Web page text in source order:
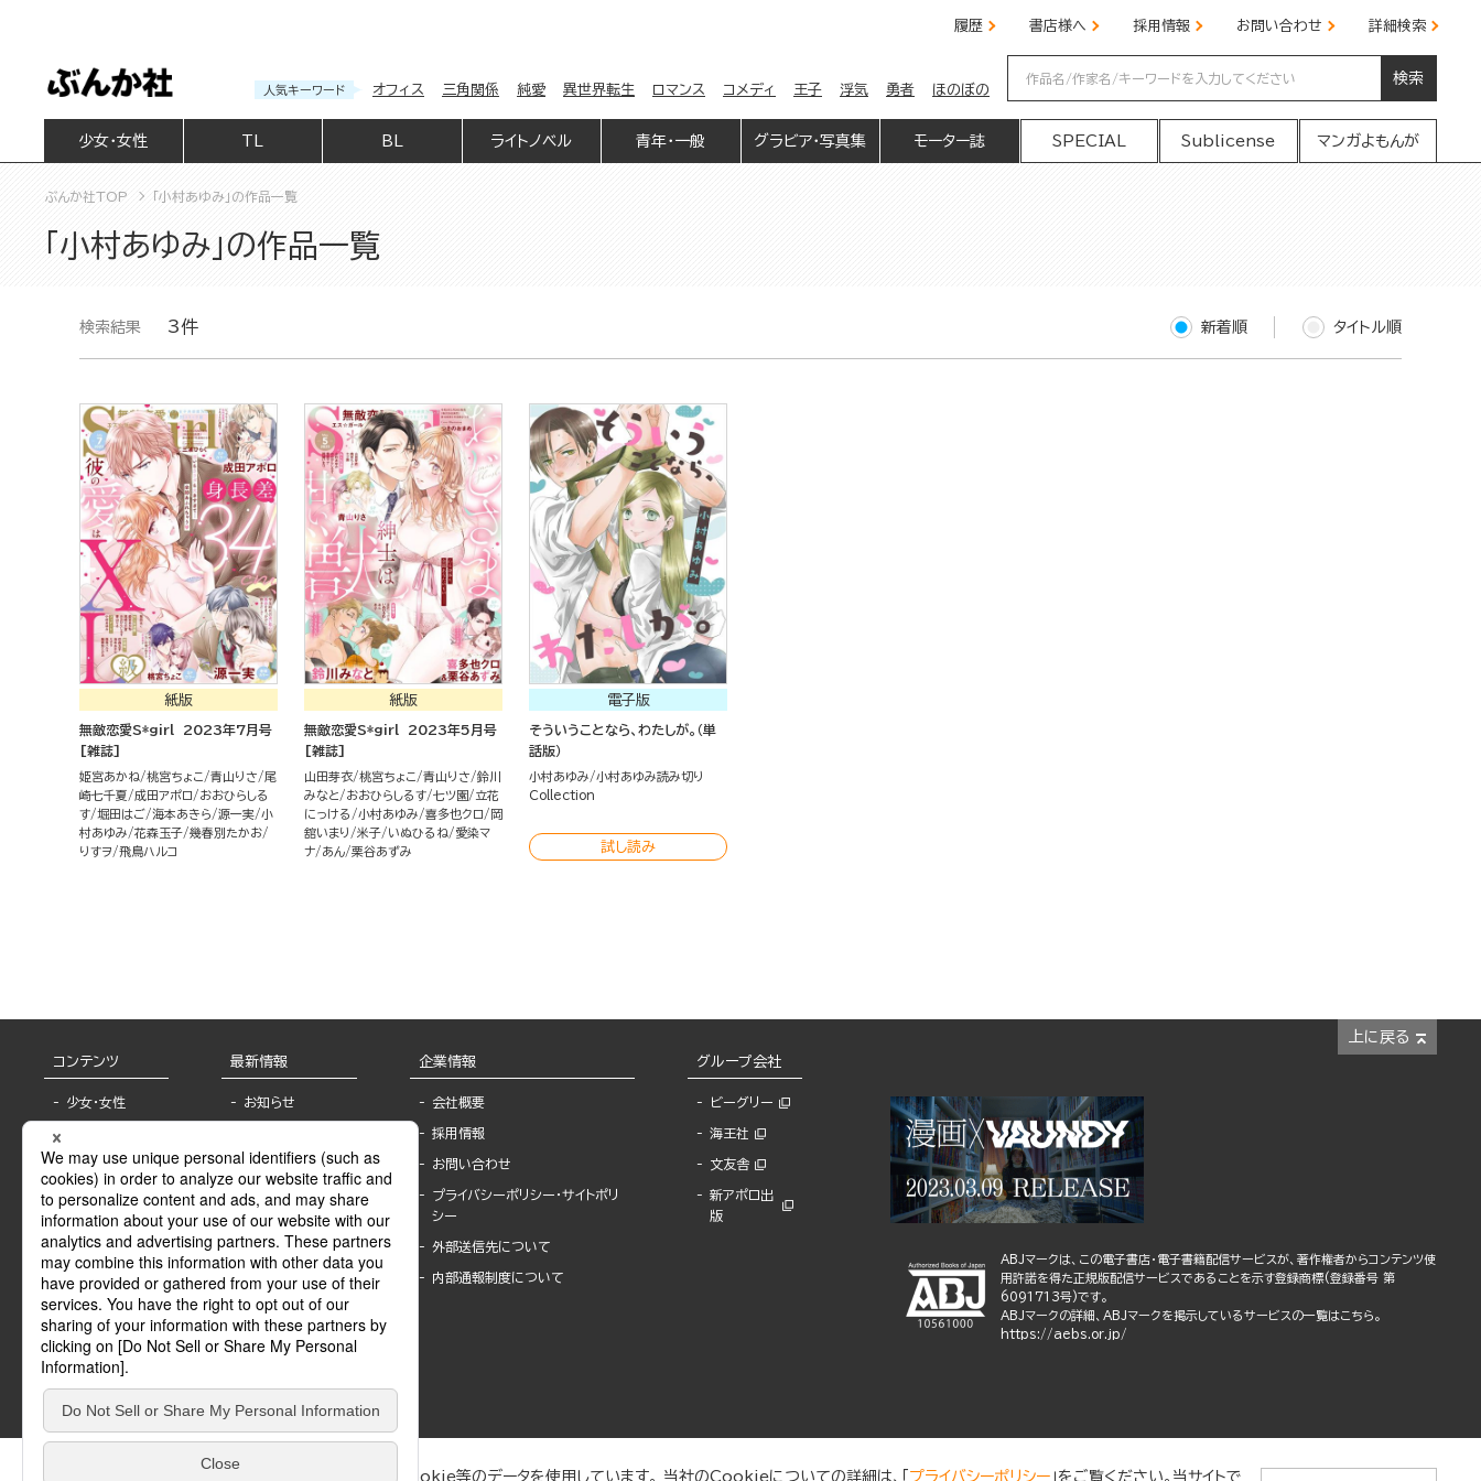
履歴 書店様へ 採用情報 お問い合わせ 詳細検索
人気キーワード オフィス 三角関係 純愛 異世界転生 ロマンス コメディ 王子 浮気 勇者 ほのぼの
検索
少女・女性 BL ライトノベル 青年・一般 グラビア・写真集 モーター誌 SPECIAL Sublicense マンガよもんが
ぶんか社TOP 「小村あゆみ」の作品一覧
「小村あゆみ」の作品一覧
検索結果 3件 新着順 タイトル順
紙版
無敵恋愛S*girl 2023年7月号
[雑誌]
姫宮あかね 桃宮ちょこ 青山りさ
尾
崎七千夏
成田アポロ
おおひらしる
す 堀田はご 海本あきら 源一実 小
村あゆみ
花森玉子 幾春別たかお
りすヲ
飛鳥ハルコ
紙版
無敵恋愛S*girl 2023年5月号
[雑誌]
山田芽衣 桃宮ちょこ 青山りさ
鈴川
みなと
おおひらしるす 七ツ園
立花
にっける
小村あゆみ 喜多也クロ
岡
舘いまり
米子 いぬひるね
愛染マ
ナ
あん 栗谷あずみ
電子版
そういうことなら、わたしが。（単
話版）
小村あゆみ
小村あゆみ読み切り
Collection
試し読み
上に戻る
コンテンツ
少女・女性
BL
ライトノベル
青年・一般
グラビア・写真
モーター誌
SPECIAL
Sublicense
最新情報
お知らせ
報
書店様へ
海外ライセンシー
公式SNSアカウ
ント
作家一覧
Keyword list
Author list
企業情報
会社概要
採用情報
お問い合わせ
プライバシーポリシー・サイトポリ
シー
外部送信先について
内部通報制度について
グループ会社
ビーグリー
海王社
文友舎
新アポロ出
版
ABJマークは、この電子書店・電子書籍配信サービスが、著作権者からコンテンツ使
用許諾を得た正規版配信サービスであることを示す登録商標(登録番号 第
6091713号)です。
ABJマークの詳細、ABJマークを掲示しているサービスの一覧はこちら。
https://aebs.or.jp/
ぶんか社が運営するサイトでは、利便性向上のためにCookie等のデータを使用しています。 当社のCookieについての詳細は、「 プライバシーポリシー 」をご覧ください。当サイトで